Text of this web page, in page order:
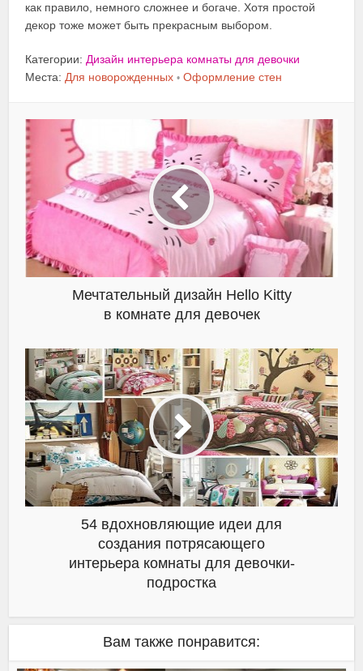
как правило, немного сложнее и богаче. Хотя простой
декор тоже может быть прекрасным выбором.
Категории: Дизайн интерьера комнаты для девочки
Места: Для новорожденных • Оформление стен
Мечтательный дизайн Hello Kitty
в комнате для девочек
54 вдохновляющие идеи для
создания потрясающего
интерьера комнаты для девочки-
подростка
Вам также понравится: